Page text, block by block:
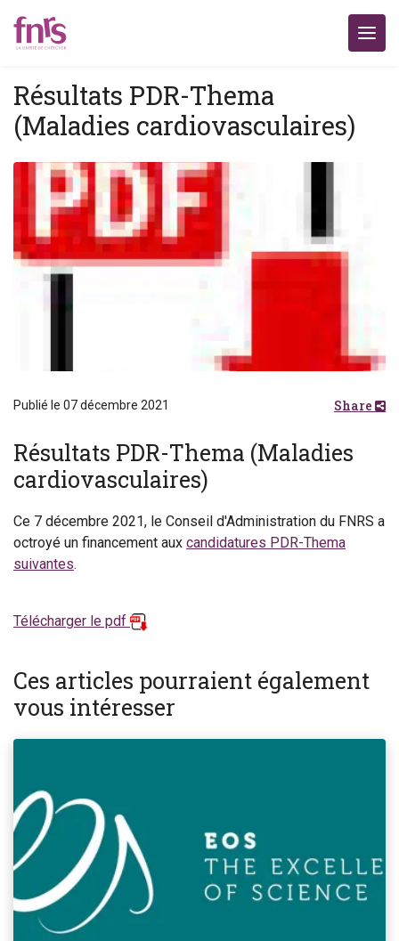
Résultats PDR-Thema
(Maladies cardiovasculaires)
Publié le 07 décembre 2021 Share
Résultats PDR-Thema (Maladies
cardiovasculaires)
Ce 7 décembre 2021, le Conseil d'Administration du FNRS a
octroyé un financement aux candidatures PDR-Thema
suivantes.
Télécharger le pdf
Ces articles pourraient également
vous intéresser